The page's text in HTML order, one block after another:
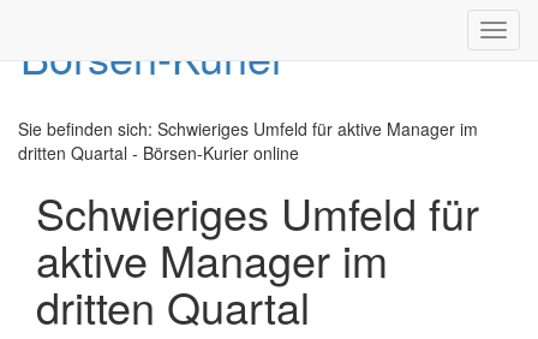
Sie befinden sich: Schwieriges Umfeld für aktive Manager im
dritten Quartal - Börsen-Kurier online
Schwieriges Umfeld für
aktive Manager im
dritten Quartal